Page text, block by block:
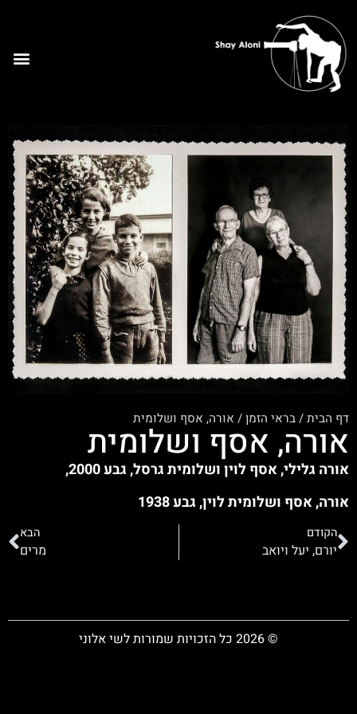
דף הבית/בראי הזמן/ אורה, אסף ושלומית
אורה, אסף ושלומית
אורה גלילי, אסף לוין ושלומית גרסל, גבע 2000,
אורה, אסף ושלומית לוין, גבע 1938
הקודם
יורם, יעל ויואב
הבא
מרים
© 2026 כל הזכויות שמורות לשי אלוני